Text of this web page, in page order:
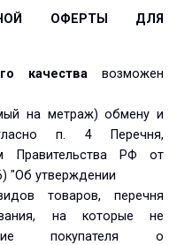
ОФЕРТЫ ДЛЯ
качествавозможен
на метраж) обмену и
п. 4 Перечня,
Правительства РФ от
"Об утверждении
товаров, перечня
на которые не
покупателя о